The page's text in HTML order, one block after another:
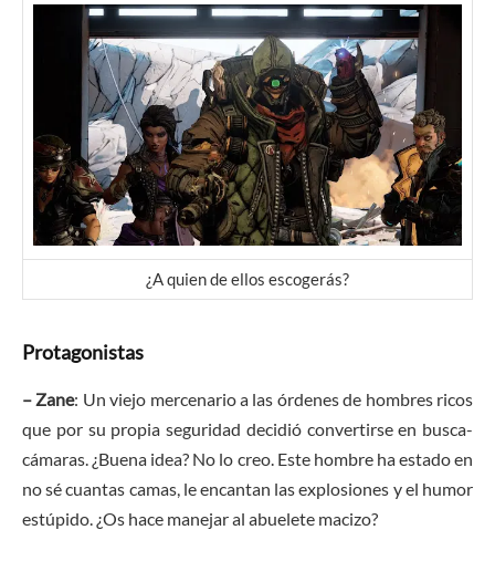
¿A quien de ellos escogerás?
Protagonistas
– Zane: Un viejo mercenario a las órdenes de hombres ricos
que por su propia seguridad decidió convertirse en busca-
cámaras. ¿Buena idea? No lo creo. Este hombre ha estado en
no sé cuantas camas, le encantan las explosiones y el humor
estúpido. ¿Os hace manejar al abuelete macizo?